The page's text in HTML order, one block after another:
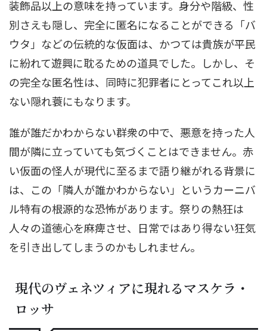
装飾品以上の意味を持っています。身分や階級、性
別さえも隠し、完全に匿名になることができる「バ
ウタ」などの伝統的な仮面は、かつては貴族が平民
に紛れて遊興に耽るための道具でした。しかし、そ
の完全な匿名性は、同時に犯罪者にとってこれ以上
ない隠れ蓑にもなります。
誰が誰だかわからない群衆の中で、悪意を持った人
間が隣に立っていても気づくことはできません。赤
い仮面の怪人が現代に至るまで語り継がれる背景に
は、この「隣人が誰かわからない」というカーニバ
ル特有の根源的な恐怖があります。祭りの熱狂は
人々の道徳心を麻痺させ、日常ではあり得ない狂気
を引き出してしまうのかもしれません。
現代のヴェネツィアに現れるマスケラ・
ロッサ